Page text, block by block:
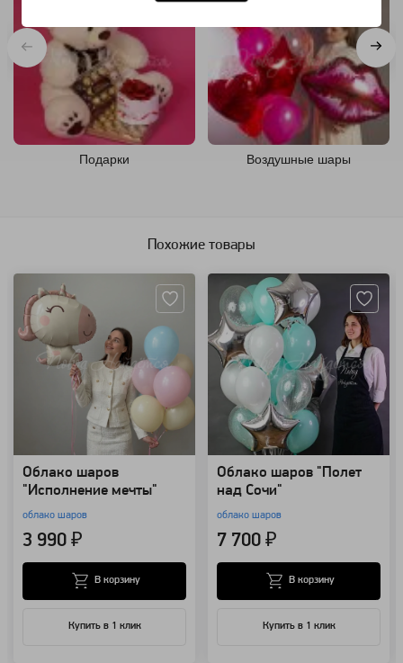
Подарки Воздушные шары
Похожие товары
Облако шаров
"Исполнение мечты"
облако шаров
3 990 ₽
Купить в 1 клик
В корзину
Облако шаров "Полет
над Сочи"
облако шаров
7 700 ₽
Купить в 1 клик
В корзину